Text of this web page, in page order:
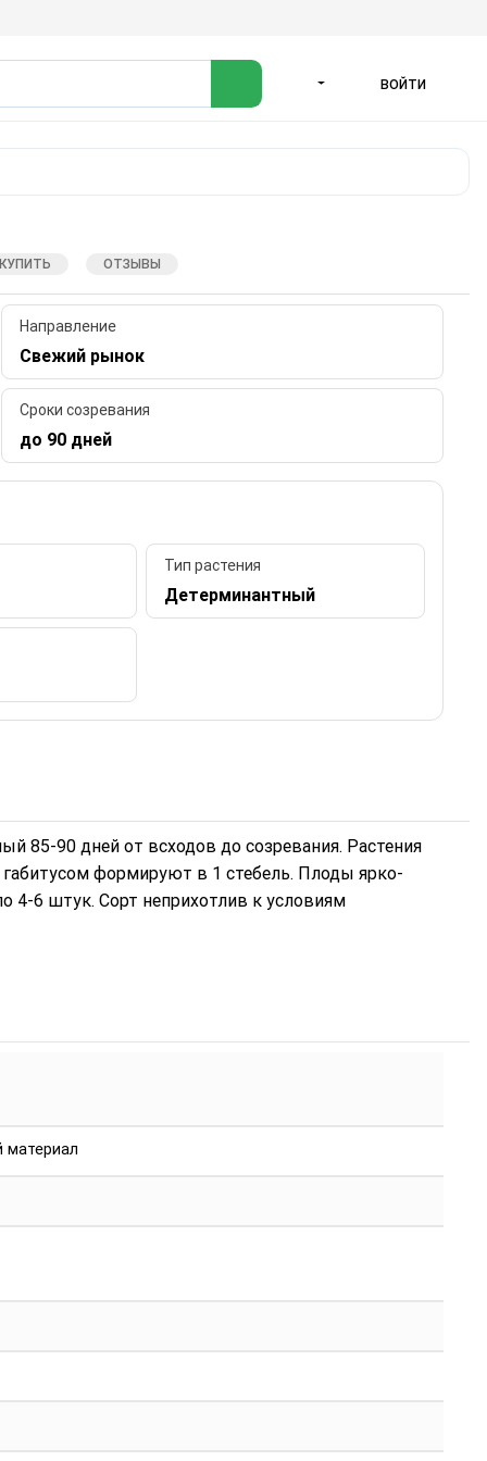
ВОЙТИ
ОТЗЫВЫ
Направление
Свежий рынок
Сроки созревания
до 90 дней
Тип растения
Детерминантный
85-90 дней от всходов до созревания. Растения
формируют в 1 стебель. Плоды ярко-
4-6 штук. Сорт неприхотлив к условиям
материал